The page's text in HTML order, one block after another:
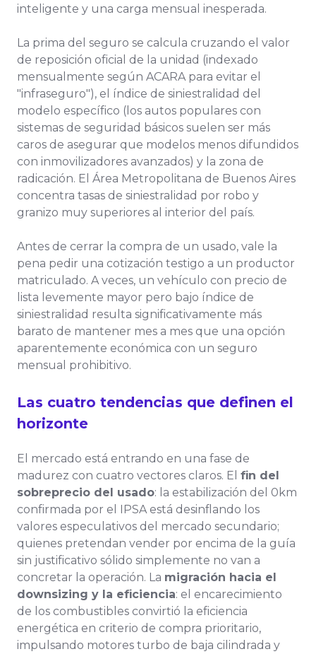
inteligente y una carga mensual inesperada.
La prima del seguro se calcula cruzando el valor
de reposición oficial de la unidad (indexado
mensualmente según ACARA para evitar el
"infraseguro"), el índice de siniestralidad del
modelo específico (los autos populares con
sistemas de seguridad básicos suelen ser más
caros de asegurar que modelos menos difundidos
con inmovilizadores avanzados) y la zona de
radicación. El Área Metropolitana de Buenos Aires
concentra tasas de siniestralidad por robo y
granizo muy superiores al interior del país.
Antes de cerrar la compra de un usado, vale la
pena pedir una cotización testigo a un productor
matriculado. A veces, un vehículo con precio de
lista levemente mayor pero bajo índice de
siniestralidad resulta significativamente más
barato de mantener mes a mes que una opción
aparentemente económica con un seguro
mensual prohibitivo.
Las cuatro tendencias que definen el
horizonte
El mercado está entrando en una fase de
madurez con cuatro vectores claros. El fin del
sobreprecio del usado: la estabilización del 0km
confirmada por el IPSA está desinflando los
valores especulativos del mercado secundario;
quienes pretendan vender por encima de la guía
sin justificativo sólido simplemente no van a
concretar la operación. La migración hacia el
downsizing y la eficiencia: el encarecimiento
de los combustibles convirtió la eficiencia
energética en criterio de compra prioritario,
impulsando motores turbo de baja cilindrada y